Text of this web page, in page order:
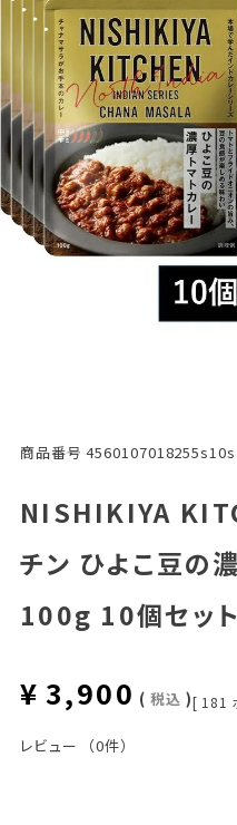
商品番号 4560107018255s10s
NISHIKIYA
チン ひよこ豆の
100g 10個セッ
¥ 3,900 税込 [ 181
レビュー （0件）